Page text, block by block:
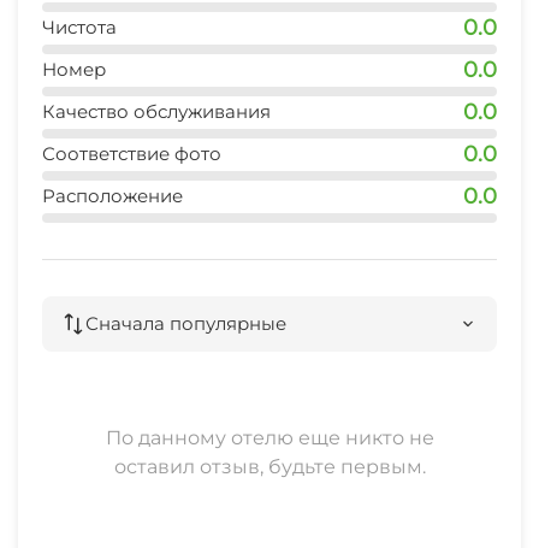
Чистота 0.0
Номер 0.0
Качество обслуживания 0.0
Соответствие фото 0.0
Расположение 0.0
Сначала популярные
По данному отелю еще никто не
оставил отзыв, будьте первым.